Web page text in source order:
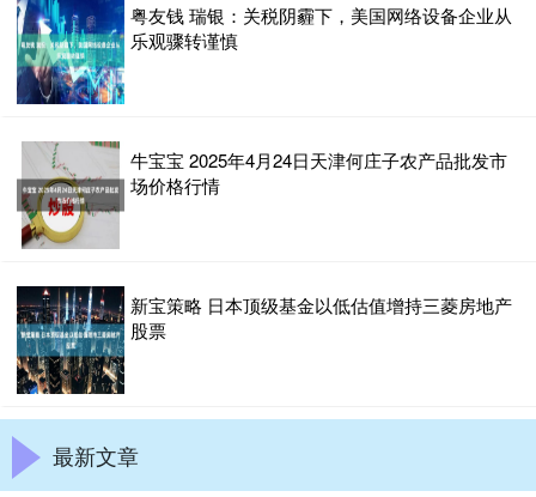
粤友钱 瑞银：关税阴霾下，美国网络设备企业从
乐观骤转谨慎
牛宝宝 2025年4月24日天津何庄子农产品批发市
场价格行情
新宝策略 日本顶级基金以低估值增持三菱房地产
股票
最新文章